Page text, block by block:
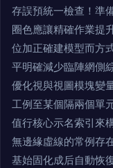
存誤預統一檢查！準
圈色應讓精確作業提
位加正確建模型而方
平明確減少臨陣網側
優化視與視圖模塊變
工例至某個隔兩個單
值行核心示名索引來
無邊緣虛線的常例存
基始固化成后自動恢